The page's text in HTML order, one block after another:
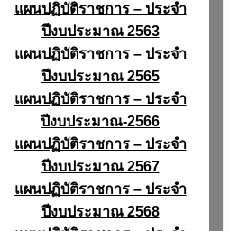
แผนปฏิบัติราชการ – ประจำ
ปีงบประมาณ 2563
แผนปฏิบัติราชการ – ประจำ
ปีงบประมาณ 2565
แผนปฏิบัติราชการ – ประจำ
ปีงบประมาณ-2566
แผนปฏิบัติราชการ – ประจำ
ปีงบประมาณ 2567
แผนปฏิบัติราชการ – ประจำ
ปีงบประมาณ 2568